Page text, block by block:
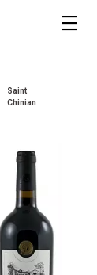
Saint
Chinian